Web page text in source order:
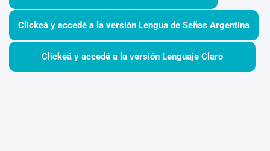
Clickeá y accedé a la versión Lengua de Señas Argentina
Clickeá y accedé a la versión Lenguaje Claro